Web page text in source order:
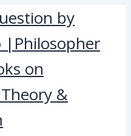
by
|Philosopher
on
&